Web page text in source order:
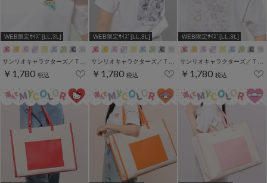
WEB限定ｻｲｽﾞ[LL,3L]
￥1,780 税込
WEB限定ｻｲｽﾞ[LL,3L]
￥1,780 税込
WEB限定ｻｲｽﾞ[LL,3L]
￥1,780 税込